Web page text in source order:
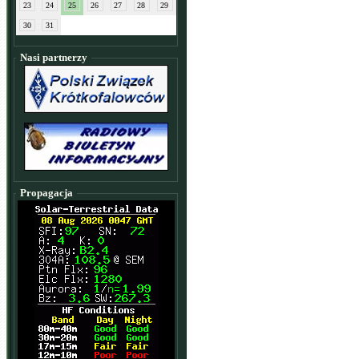
23 24 25 26 27 28 29
30 31
Nasi partnerzy
Propagacja